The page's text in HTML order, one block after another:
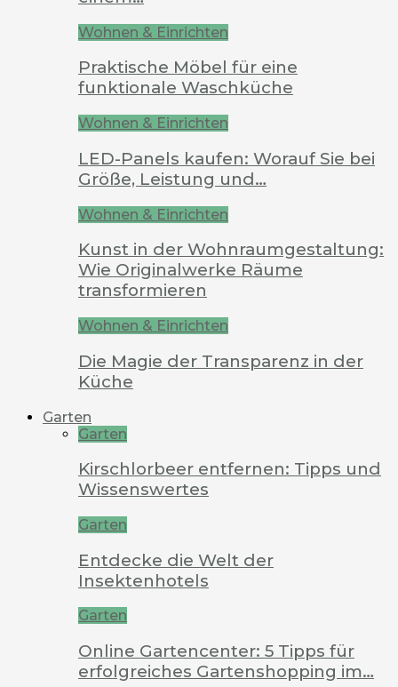
Wohnen & Einrichten
Praktische Möbel für eine
funktionale Waschküche
Wohnen & Einrichten
LED-Panels kaufen: Worauf Sie bei
Größe, Leistung und…
Wohnen & Einrichten
Kunst in der Wohnraumgestaltung:
Wie Originalwerke Räume
transformieren
Wohnen & Einrichten
Die Magie der Transparenz in der
Küche
Garten
Garten
Kirschlorbeer entfernen: Tipps und
Wissenswertes
Garten
Entdecke die Welt der
Insektenhotels
Garten
Online Gartencenter: 5 Tipps für
erfolgreiches Gartenshopping im…